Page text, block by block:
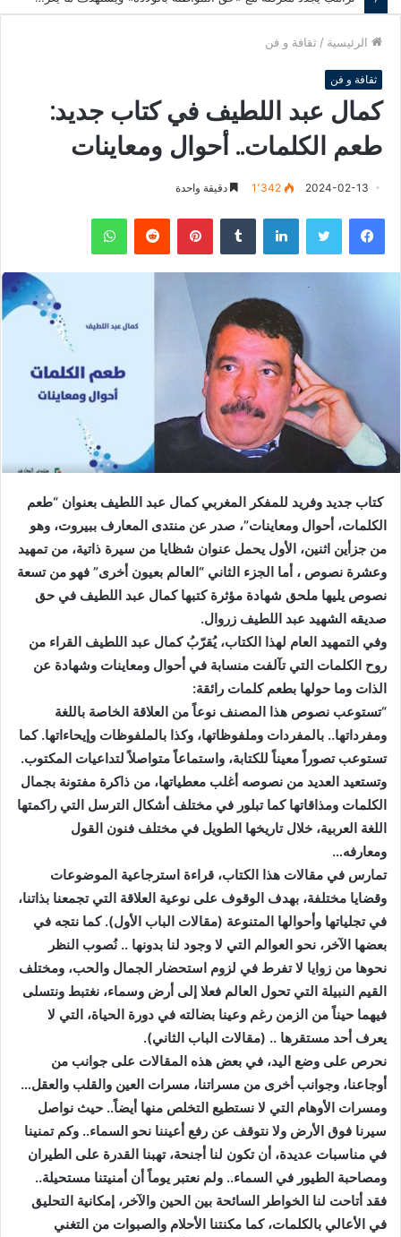
الرئيسية / ثقافة و فن
ثقافة و فن
كمال عبد اللطيف في كتاب جديد:
طعم الكلمات.. أحوال ومعاينات
2024-02-13 1٬342 دقيقة واحدة
فيسبوك لينكدإن بينتيريست
كتاب جديد وفريد للمفكر المغربي كمال عبد اللطيف بعنوان “طعم
الكلمات، أحوال ومعاينات”، صدر عن منتدى المعارف ببيروت، وهو
من جزأين اثنين، الأول يحمل عنوان شظايا من سيرة ذاتية، من تمهيد
وعشرة نصوص ، أما الجزء الثاني “العالم بعيون أخرى” فهو من تسعة
نصوص يليها ملحق شهادة مؤثرة كتبها كمال عبد اللطيف في حق
صديقه الشهيد عبد اللطيف زروال.
وفي التمهيد العام لهذا الكتاب، يُقرّبُ كمال عبد اللطيف القراء من
روح الكلمات التي تآلفت منسابة في أحوال ومعاينات وشهادة عن
الذات وما حولها بطعم كلمات رائقة:
“تستوعب نصوص هذا المصنف نوعاً من العلاقة الخاصة باللغة
ومفرداتها.. بالمفردات وملفوظاتها، وكذا بالملفوظات وإيحاءاتها. كما
تستوعب تصوراً معيناً للكتابة، واستماعاً متواصلاً لتداعيات المكتوب.
وتستعيد العديد من نصوصه أغلب معطياتها، من ذاكرة مفتونة بجمال
الكلمات ومذاقاتها كما تبلور في مختلف أشكال الترسل التي راكمتها
اللغة العربية، خلال تاريخها الطويل في مختلف فنون القول
ومعارفه…
تمارس في مقالات هذا الكتاب، قراءة استرجاعية الموضوعات
وقضايا مختلفة، بهدف الوقوف على نوعية العلاقة التي تجمعنا بذاتنا،
في تجلياتها وأحوالها المتنوعة (مقالات الباب الأول). كما نتجه في
بعضها الآخر، نحو العوالم التي لا وجود لنا بدونها .. نُصوب النظر
نحوها من زوايا لا تفرط في لزوم استحضار الجمال والحب، ومختلف
القيم النبيلة التي تحول العالم فعلا إلى أرض وسماء، نغتبط ونتسلى
فيهما حيناً من الزمن رغم وعينا بضالته في دورة الحياة، التي لا
يعرف أحد مستقرها .. (مقالات الباب الثاني).
نحرص على وضع اليد، في بعض هذه المقالات على جوانب من
أوجاعنا، وجوانب أخرى من مسراتنا، مسرات العين والقلب والعقل…
ومسرات الأوهام التي لا نستطيع التخلص منها أيضاً.. حيث نواصل
سيرنا فوق الأرض ولا نتوقف عن رفع أعيننا نحو السماء.. وكم تمنينا
في مناسبات عديدة، أن تكون لنا أجنحة، تهبنا القدرة على الطيران
ومصاحبة الطيور في السماء.. ولم نعتبر يوماً أن أمنيتنا مستحيلة..
فقد أتاحت لنا الخواطر السائحة بين الحين والآخر، إمكانية التحليق
في الأعالي بالكلمات، كما مكنتنا الأحلام والصبوات من التغني